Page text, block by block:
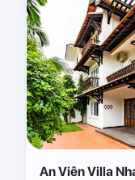
An Viên Villa